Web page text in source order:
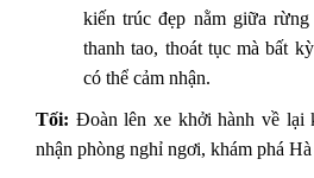
kiến trúc đẹp nằm giữa
thanh tao, thoát tục mà bất
có thể cảm nhận.
Tối: Đoàn lên xe khởi hành về lại
nhận phòng nghỉ ngơi, khám phá